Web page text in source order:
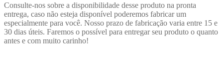
Consulte-nos sobre a disponibilidade desse produto na pronta
entrega, caso não esteja disponível poderemos fabricar um
especialmente para você. Nosso prazo de fabricação varia entre 15 e
30 dias úteis. Faremos o possível para entregar seu produto o quanto
antes e com muito carinho!